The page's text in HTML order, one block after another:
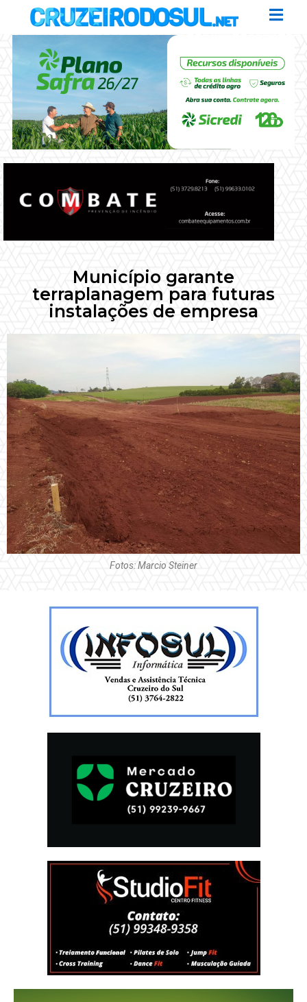
Município garante
terraplanagem para futuras
instalações de empresa
Fotos: Marcio Steiner